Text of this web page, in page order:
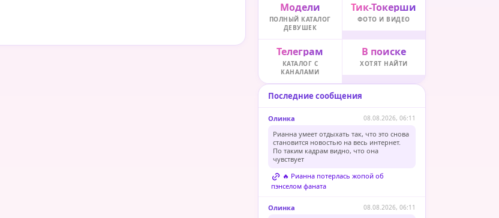
Модели
ПОЛНЫЙ КАТАЛОГ
ДЕВУШЕК
Тик-Токерши
ФОТО И ВИДЕО
Телеграм
КАТАЛОГ С
КАНАЛАМИ
В поиске
ХОТЯТ НАЙТИ
Последние сообщения
Олинка 08.08.2026, 06:11
Рианна умеет отдыхать так, что это снова
становится новостью на весь интернет.
По таким кадрам видно, что она
чувствует
🔥 Рианна потерлась жопой об
пэнселом фаната
Олинка 08.08.2026, 06:11